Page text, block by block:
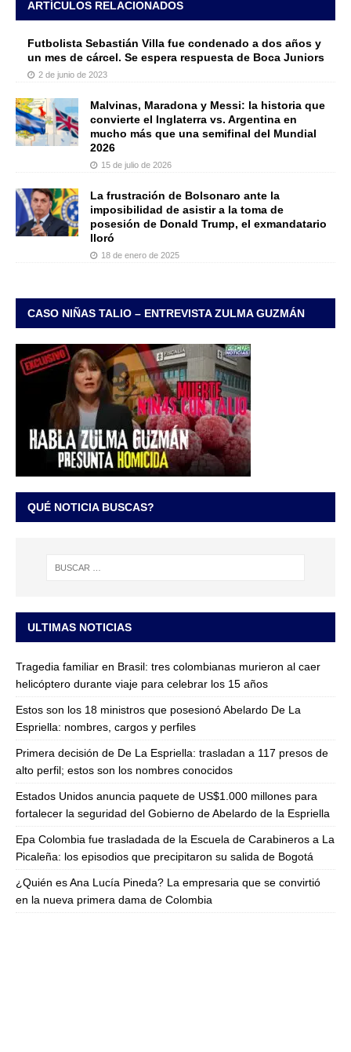
ARTÍCULOS RELACIONADOS
Futbolista Sebastián Villa fue condenado a dos años y
un mes de cárcel. Se espera respuesta de Boca Juniors
2 de junio de 2023
Malvinas, Maradona y Messi: la historia que
convierte el Inglaterra vs. Argentina en
mucho más que una semifinal del Mundial
2026
15 de julio de 2026
La frustración de Bolsonaro ante la
imposibilidad de asistir a la toma de
posesión de Donald Trump, el exmandatario
lloró
18 de enero de 2025
CASO NIÑAS TALIO – ENTREVISTA ZULMA GUZMÁN
QUÉ NOTICIA BUSCAS?
ULTIMAS NOTICIAS
Tragedia familiar en Brasil: tres colombianas murieron al caer
helicóptero durante viaje para celebrar los 15 años
Estos son los 18 ministros que posesionó Abelardo De La
Espriella: nombres, cargos y perfiles
Primera decisión de De La Espriella: trasladan a 117 presos de
alto perfil; estos son los nombres conocidos
Estados Unidos anuncia paquete de US$1.000 millones para
fortalecer la seguridad del Gobierno de Abelardo de la Espriella
Epa Colombia fue trasladada de la Escuela de Carabineros a La
Picaleña: los episodios que precipitaron su salida de Bogotá
¿Quién es Ana Lucía Pineda? La empresaria que se convirtió
en la nueva primera dama de Colombia